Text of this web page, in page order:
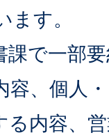
ます。
課で一部
容、個人
る内容、